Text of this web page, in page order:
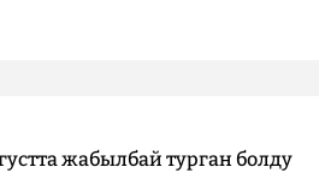
жабылбай турган болду